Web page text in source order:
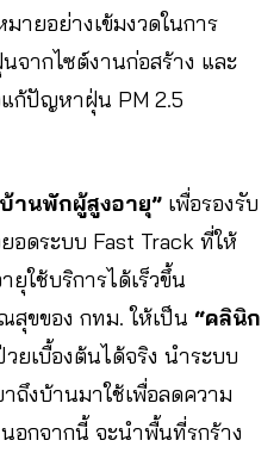
ายอย่างเข้มงวดในการ
จากไซต์งานก่อสร้าง และ
แก้ปัญหาฝุ่น PM 2.5
านพักผู้สูงอายุ” เพื่อรองรับ
อดระบบ Fast Track ที่ให้
ใช้บริการได้เร็วขึ้น
สุขของ กทม. ให้เป็น “คลินิก
ยเบื้องต้นได้จริง นำระบบ
ถึงบ้านมาใช้เพื่อลดความ
อกจากนี้ จะนำพื้นที่รกร้าง